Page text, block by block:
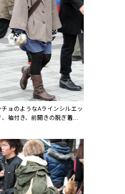
ョのようなAラインシルエッ
、袖付き、前開きの脱ぎ着...